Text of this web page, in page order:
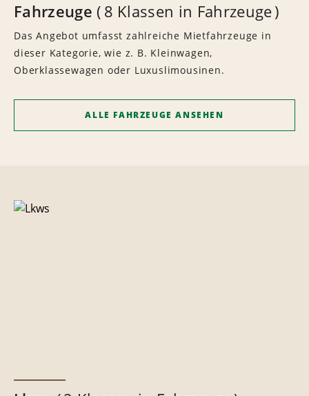
Fahrzeuge 8 Klassen in Fahrzeuge
Das Angebot umfasst zahlreiche Mietfahrzeuge in
dieser Kategorie, wie z. B. Kleinwagen,
Oberklassewagen oder Luxuslimousinen.
ALLE FAHRZEUGE ANSEHEN